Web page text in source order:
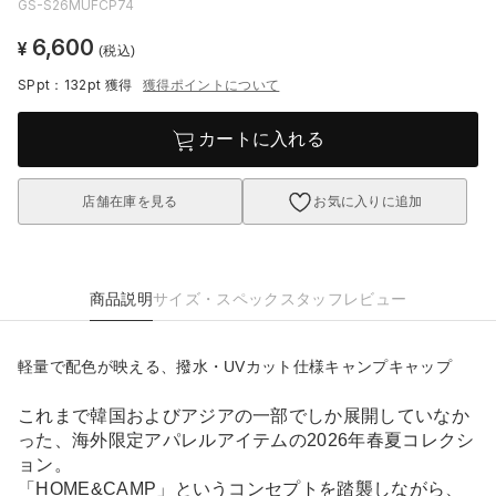
GS-S26MUFCP74
¥ 6,600 (税込)
SPpt：132pt 獲得 獲得ポイントについて
カートに入れる
店舗在庫を見る お気に入りに追加
商品説明サイズ・スペック スタッフレビュー
軽量で配色が映える、撥水・UVカット仕様キャンプキャップ
これまで韓国およびアジアの一部でしか展開していなか
った、海外限定アパレルアイテムの2026年春夏コレクシ
ョン。
「HOME&CAMP」というコンセプトを踏襲しながら、